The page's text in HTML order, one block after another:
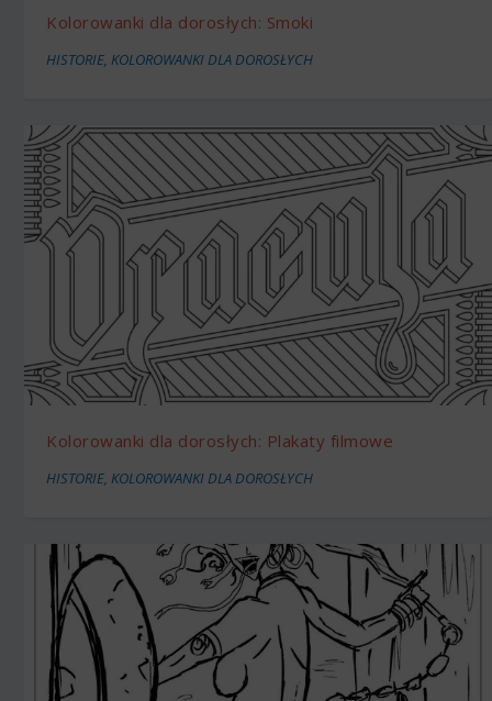
Kolorowanki dla dorosłych: Smoki
HISTORIE,KOLOROWANKI DLA DOROSŁYCH
Kolorowanki dla dorosłych: Plakaty filmowe
HISTORIE,KOLOROWANKI DLA DOROSŁYCH